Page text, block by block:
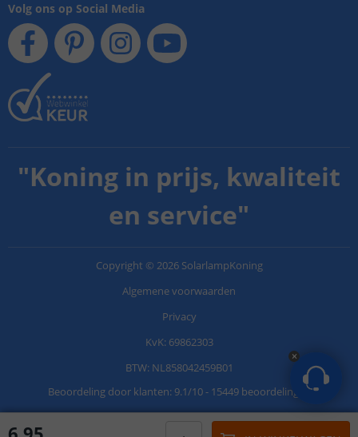
Volg ons op Social Media
"Koning in prijs, kwaliteit
en service"
Copyright © 2026 SolarlampKoning
Algemene voorwaarden
Privacy
KvK: 69862303
BTW: NL858042459B01
Beoordeling door klanten: 9.1/10- 15449 beoordelingen